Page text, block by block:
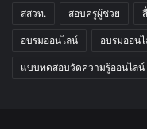
สสวท. สอบครูผู้ช่วย
อบรมออนไลน์ อบรมออน
แบบทดสอบวัดความรู้ออนไลน์